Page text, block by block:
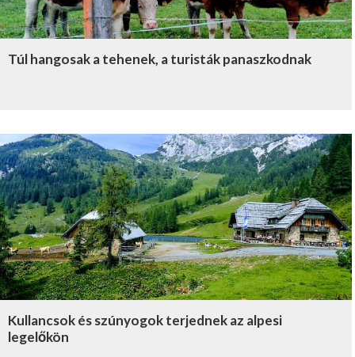
Túl hangosak a tehenek, a turisták panaszkodnak
Kullancsok és szúnyogok terjednek az alpesi
legelőkön